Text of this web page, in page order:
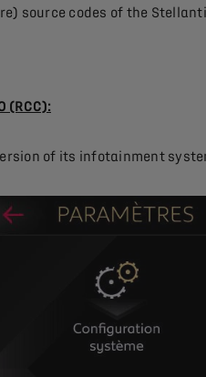
source codes of the
(RCC):
of its infotainment